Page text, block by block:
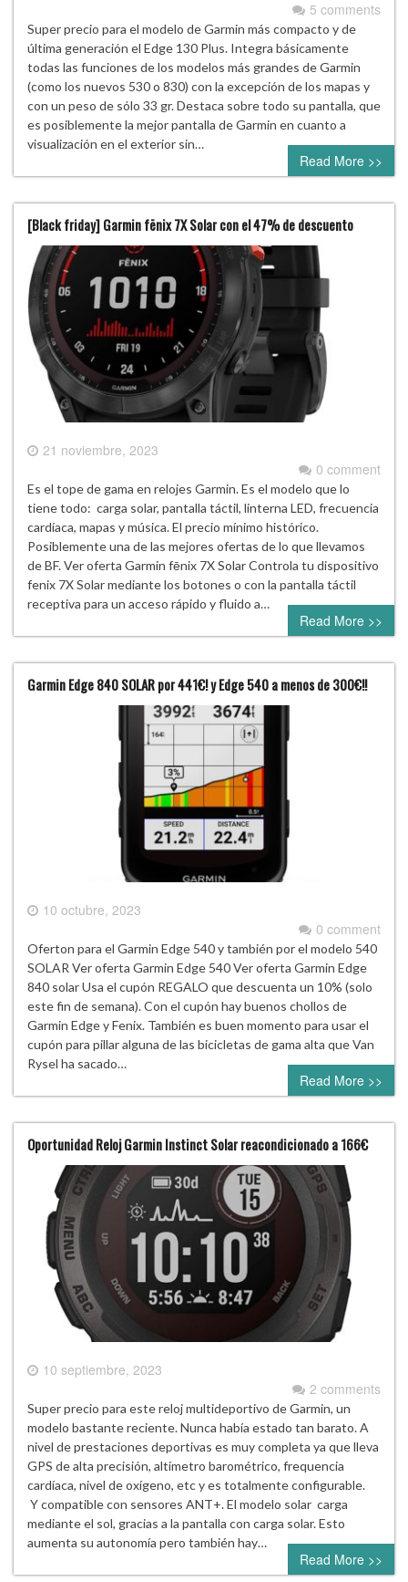
5 comments
Super precio para el modelo de Garmin más compacto y de
última generación el Edge 130 Plus. Integra básicamente
todas las funciones de los modelos más grandes de Garmin
(como los nuevos 530 o 830) con la excepción de los mapas y
con un peso de sólo 33 gr. Destaca sobre todo su pantalla, que
es posiblemente la mejor pantalla de Garmin en cuanto a
visualización en el exterior sin…
Read More >>
[Black friday] Garmin fēnix ​​7X Solar con el 47% de descuento
21 noviembre, 2023
0 comment
Es el tope de gama en relojes Garmin. Es el modelo que lo
tiene todo: carga solar, pantalla táctil, linterna LED, frecuencia
cardíaca, mapas y música. El precio mínimo histórico.
Posiblemente una de las mejores ofertas de lo que llevamos
de BF. Ver oferta Garmin fēnix ​​7X Solar Controla tu dispositivo
fenix 7X Solar mediante los botones o con la pantalla táctil
receptiva para un acceso rápido y fluido a…
Read More >>
Garmin Edge 840 SOLAR por 441€! y Edge 540 a menos de 300€!!
10 octubre, 2023
0 comment
Oferton para el Garmin Edge 540 y también por el modelo 540
SOLAR Ver oferta Garmin Edge 540 Ver oferta Garmin Edge
840 solar Usa el cupón REGALO que descuenta un 10% (solo
este fin de semana). Con el cupón hay buenos chollos de
Garmin Edge y Fenix. También es buen momento para usar el
cupón para pillar alguna de las bicicletas de gama alta que Van
Rysel ha sacado…
Read More >>
Oportunidad Reloj Garmin Instinct Solar reacondicionado a 166€
10 septiembre, 2023
2 comments
Super precio para este reloj multideportivo de Garmin, un
modelo bastante reciente. Nunca había estado tan barato. A
nivel de prestaciones deportivas es muy completa ya que lleva
GPS de alta precisión, altímetro barométrico, frequencia
cardíaca, nivel de oxígeno, etc y es totalmente configurable.
Y compatible con sensores ANT+. El modelo solar carga
mediante el sol, gracias a la pantalla con carga solar. Esto
aumenta su autonomía pero también hay…
Read More >>